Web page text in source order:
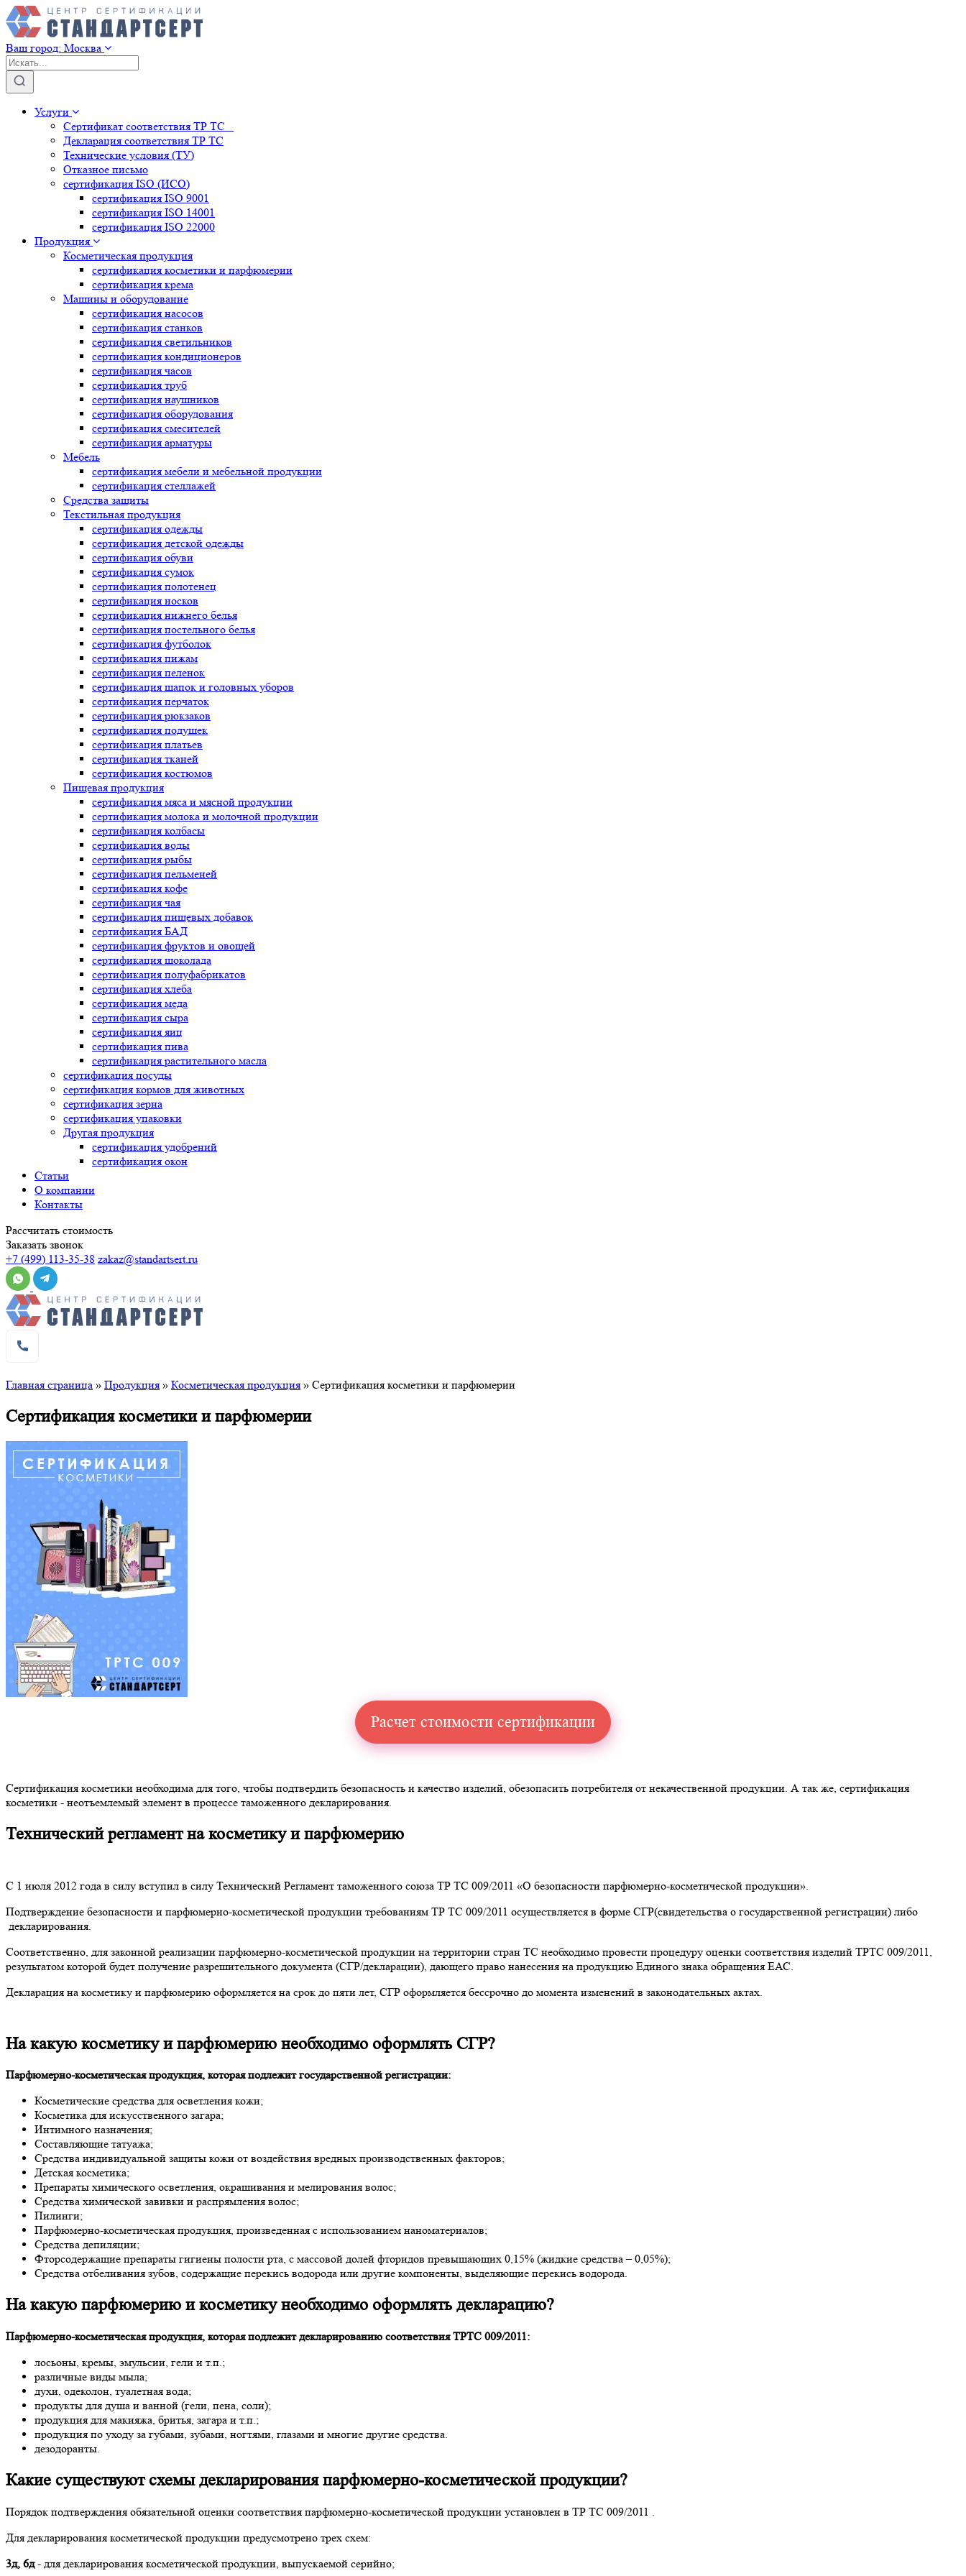
Ваш город: Москва
Услуги
Сертификат соответствия ТР ТС
Декларация соответствия ТР ТС
Технические условия (ТУ)
Отказное письмо
сертификация ISO (ИСО)
сертификация ISO 9001
сертификация ISO 14001
сертификация ISO 22000
Продукция
Косметическая продукция
сертификация косметики и парфюмерии
сертификация крема
Машины и оборудование
сертификация насосов
сертификация станков
сертификация светильников
сертификация кондиционеров
сертификация часов
сертификация труб
сертификация наушников
сертификация оборудования
сертификация смесителей
сертификация арматуры
Мебель
сертификация мебели и мебельной продукции
сертификация стеллажей
Средства защиты
Текстильная продукция
сертификация одежды
сертификация детской одежды
сертификация обуви
сертификация сумок
сертификация полотенец
сертификация носков
сертификация нижнего белья
сертификация постельного белья
сертификация футболок
сертификация пижам
сертификация пеленок
сертификация шапок и головных уборов
сертификация перчаток
сертификация рюкзаков
сертификация подушек
сертификация платьев
сертификация тканей
сертификация костюмов
Пищевая продукция
сертификация мяса и мясной продукции
сертификация молока и молочной продукции
сертификация колбасы
сертификация воды
сертификация рыбы
сертификация пельменей
сертификация кофе
сертификация чая
сертификация пищевых добавок
сертификация БАД
сертификация фруктов и овощей
сертификация шоколада
сертификация полуфабрикатов
сертификация хлеба
сертификация меда
сертификация сыра
сертификация яиц
сертификация пива
сертификация растительного масла
сертификация посуды
сертификация кормов для животных
сертификация зерна
сертификация упаковки
Другая продукция
сертификация удобрений
сертификация окон
Статьи
О компании
Контакты
Рассчитать стоимость
Заказать звонок
+7 (499) 113-35-38 zakaz@standartsert.ru
Главная страница » Продукция » Косметическая продукция » Сертификация косметики и парфюмерии
Сертификация косметики и парфюмерии
Расчет стоимости сертификации
Сертификация косметики необходима для того, чтобы подтвердить безопасность и качество изделий, обезопасить потребителя от некачественной продукции. А так же, сертификация
косметики - неотъемлемый элемент в процессе таможенного декларирования.
Технический регламент на косметику и парфюмерию
С 1 июля 2012 года в силу вступил в силу Технический Регламент таможенного союза ТР ТС 009/2011 «О безопасности парфюмерно-косметической продукции».
Подтверждение безопасности и парфюмерно-косметической продукции требованиям ТР ТС 009/2011 осуществляется в форме СГР(свидетельства о государственной регистрации) либо
декларирования.
Соответственно, для законной реализации парфюмерно-косметической продукции на территории стран ТС необходимо провести процедуру оценки соответствия изделий ТРТС 009/2011,
результатом которой будет получение разрешительного документа (СГР/декларации), дающего право нанесения на продукцию Единого знака обращения ЕАС.
Декларация на косметику и парфюмерию оформляется на срок до пяти лет, СГР оформляется бессрочно до момента изменений в законодательных актах.
На какую косметику и парфюмерию необходимо оформлять СГР?
Парфюмерно-косметическая продукция, которая подлежит государственной регистрации:
Косметические средства для осветления кожи;
Косметика для искусственного загара;
Интимного назначения;
Составляющие татуажа;
Средства индивидуальной защиты кожи от воздействия вредных производственных факторов;
Детская косметика;
Препараты химического осветления, окрашивания и мелирования волос;
Средства химической завивки и распрямления волос;
Пилинги;
Парфюмерно-косметическая продукция, произведенная с использованием наноматериалов;
Средства депиляции;
Фторсодержащие препараты гигиены полости рта, с массовой долей фторидов превышающих 0,15% (жидкие средства – 0,05%);
Средства отбеливания зубов, содержащие перекись водорода или другие компоненты, выделяющие перекись водорода.
На какую парфюмерию и косметику необходимо оформлять декларацию?
Парфюмерно-косметическая продукция, которая подлежит декларированию соответствия ТРТС 009/2011:
лосьоны, кремы, эмульсии, гели и т.п.;
различные виды мыла;
духи, одеколон, туалетная вода;
продукты для душа и ванной (гели, пена, соли);
продукция для макияжа, бритья, загара и т.п.;
продукция по уходу за губами, зубами, ногтями, глазами и многие другие средства.
дезодоранты.
Какие существуют схемы декларирования парфюмерно-косметической продукции?
Порядок подтверждения обязательной оценки соответствия парфюмерно-косметической продукции установлен в ТР ТС 009/2011 .
Для декларирования косметической продукции предусмотрено трех схем:
3д, 6д- для декларирования косметической продукции, выпускаемой серийно;